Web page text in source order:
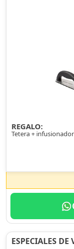
REGALO:
Tetera + infusionador
ESPECIALES